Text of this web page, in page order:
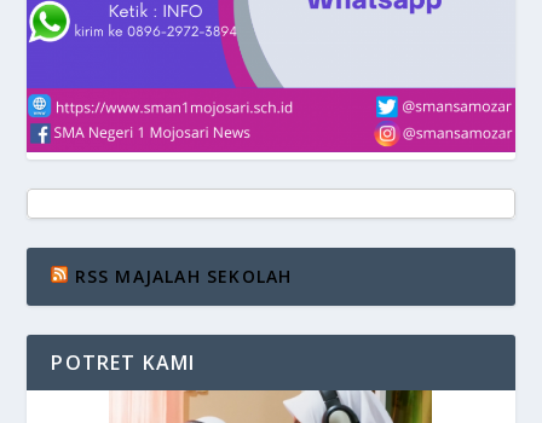
RSS MAJALAH SEKOLAH
POTRET KAMI